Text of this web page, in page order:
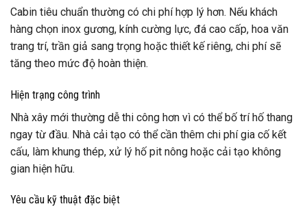
Cabin tiêu chuẩn thường có chi phí hợp lý hơn. Nếu khách
hàng chọn inox gương, kính cường lực, đá cao cấp, hoa văn
trang trí, trần giả sang trọng hoặc thiết kế riêng, chi phí sẽ
tăng theo mức độ hoàn thiện.
Hiện trạng công trình
Nhà xây mới thường dễ thi công hơn vì có thể bố trí hố thang
ngay từ đầu. Nhà cải tạo có thể cần thêm chi phí gia cố kết
cấu, làm khung thép, xử lý hố pit nông hoặc cải tạo không
gian hiện hữu.
Yêu cầu kỹ thuật đặc biệt